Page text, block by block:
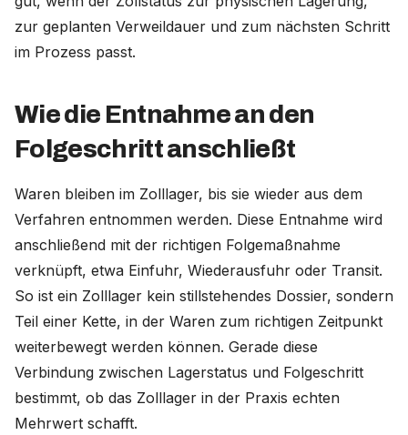
zur geplanten Verweildauer und zum nächsten Schritt
im Prozess passt.
Wie die Entnahme an den
Folgeschritt anschließt
Waren bleiben im Zolllager, bis sie wieder aus dem
Verfahren entnommen werden. Diese Entnahme wird
anschließend mit der richtigen Folgemaßnahme
verknüpft, etwa Einfuhr, Wiederausfuhr oder Transit.
So ist ein Zolllager kein stillstehendes Dossier, sondern
Teil einer Kette, in der Waren zum richtigen Zeitpunkt
weiterbewegt werden können. Gerade diese
Verbindung zwischen Lagerstatus und Folgeschritt
bestimmt, ob das Zolllager in der Praxis echten
Mehrwert schafft.